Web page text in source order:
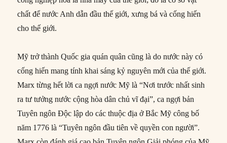
chất để nước Anh dẫn đầu thế giới, xưng bá và cống hiến
cho thế giới.
Mỹ trở thành Quốc gia quán quân cũng là do nước này có
cống hiến mang tính khai sáng kỷ nguyên mới của thế giới.
Marx từng hết lời ca ngợi nước Mỹ là “Nơi trước nhất sinh
ra tư tưởng nước cộng hòa dân chủ vĩ đại”, ca ngợi bản
Tuyên ngôn Độc lập do các thuộc địa ở Bắc Mỹ công bố
năm 1776 là “Tuyên ngôn đầu tiên về quyền con người”.